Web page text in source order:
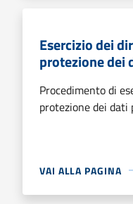
Esercizio dei
protezione dei
Procedimento di
protezione dei dati
VAI ALLA PAGINA